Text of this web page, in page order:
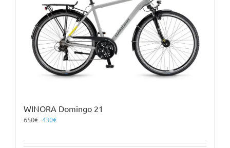
WINORA Domingo 21
650€ Original
430€Η